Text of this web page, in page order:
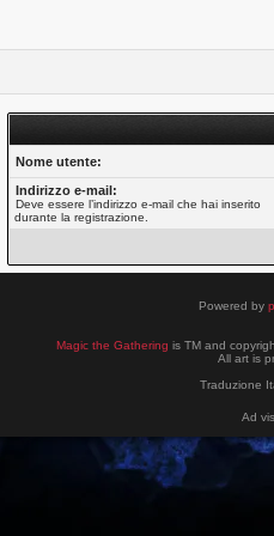
Nome utente:
Indirizzo e-mail:
Deve essere l’indirizzo e-mail che hai inserito
durante la registrazione.
Powered by
Magic the Gathering is TM and
All art is
Traduzione
Ad